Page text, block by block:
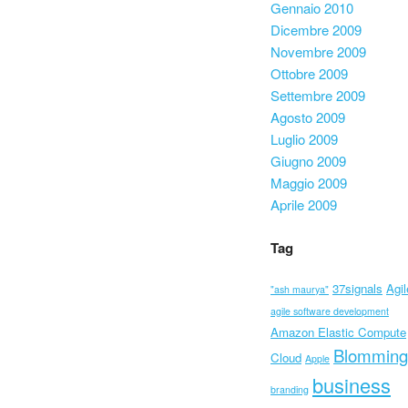
Gennaio 2010
Dicembre 2009
Novembre 2009
Ottobre 2009
Settembre 2009
Agosto 2009
Luglio 2009
Giugno 2009
Maggio 2009
Aprile 2009
Tag
"ash maurya" 37signals
agile software development
Amazon Elastic Compute
Cloud Apple Blomming
branding business